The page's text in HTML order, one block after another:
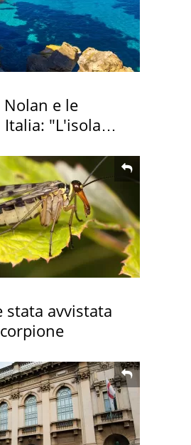
Nolan e le
"L'isola
stata avvistata